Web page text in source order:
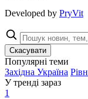
Developed by PryVit
Скасувати
Популярні теми
Західна Україна
У тренді зараз
1